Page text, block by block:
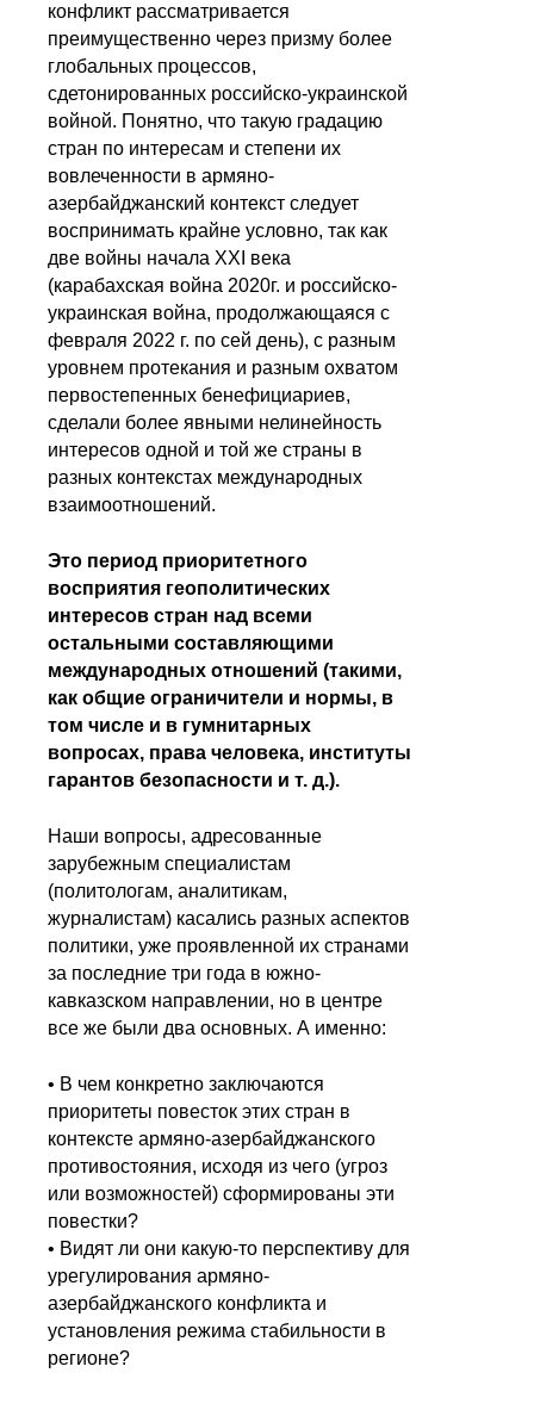
конфликт рассматривается
преимущественно через призму более
глобальных процессов,
сдетонированных российско-украинской
войной. Понятно, что такую градацию
стран по интересам и степени их
вовлеченности в армяно-
азербайджанский контекст следует
воспринимать крайне условно, так как
две войны начала XXI века
(карабахская война 2020г. и российско-
украинская война, продолжающаяся с
февраля 2022 г. по сей день), с разным
уровнем протекания и разным охватом
первостепенных бенефициариев,
сделали более явными нелинейность
интересов одной и той же страны в
разных контекстах международных
взаимоотношений.
Это период приоритетного
восприятия геополитических
интересов стран над всеми
остальными составляющими
международных отношений (такими,
как общие ограничители и нормы, в
том числе и в гумнитарных
вопросах, права человека, институты
гарантов безопасности и т. д.).
Наши вопросы, адресованные
зарубежным специалистам
(политологам, аналитикам,
журналистам) касались разных аспектов
политики, уже проявленной их странами
за последние три года в южно-
кавказском направлении, но в центре
все же были два основных. А именно:
• В чем конкретно заключаются
приоритеты повесток этих стран в
контексте армяно-азербайджанского
противостояния, исходя из чего (угроз
или возможностей) сформированы эти
повестки?
• Видят ли они какую-то перспективу для
урегулирования армяно-
азербайджанского конфликта и
установления режима стабильности в
регионе?